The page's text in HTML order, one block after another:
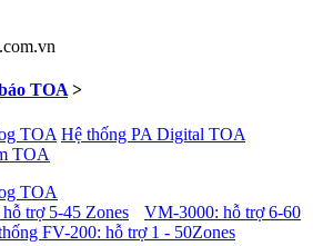
TOA >
TOA Hệ thống PA Digital TOA
TOA
TOA
trợ 5-45 Zones
VM-3000: hỗ trợ 6-60
FV-200: hỗ trợ 1 - 50Zones